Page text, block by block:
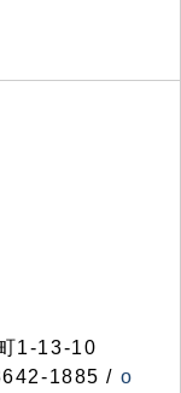
1-13-10
1885 / o